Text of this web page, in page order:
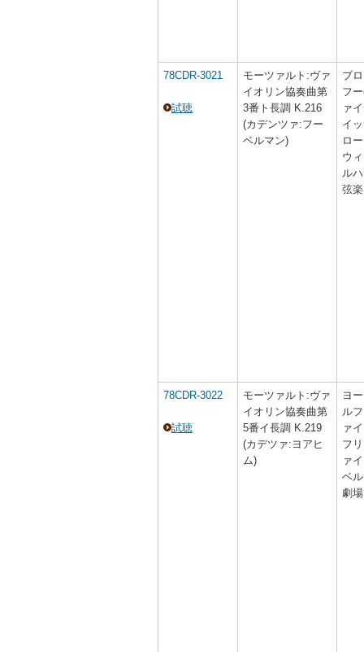
78CDR-3021
試聴
モーツァルト:ヴァ
イオリン協奏曲第
3番ト長調 K.216
(カデンツァ:フー
ベルマン)
ブ
フ
ァ
イ
ロ
ウ
ル
弦
78CDR-3022
試聴
モーツァルト:ヴァ
イオリン協奏曲第
5番イ長調 K.219
(カデツァ:ヨアヒ
ム)
ヨ
ル
ァ
フ
ァ
ベ
劇